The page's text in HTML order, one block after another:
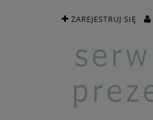
ZAREJESTRUJ SIĘ